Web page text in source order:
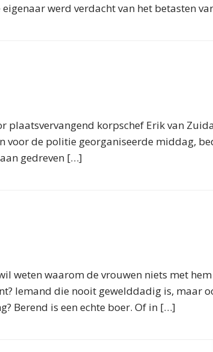
werd verdacht van het betasten
plaatsvervangend korpschef Erik van
voor de politie georganiseerde middag,
gedreven […]
weten waarom de vrouwen niets met
Iemand die nooit gewelddadig is, maar
Berend is een echte boer. Of in […]